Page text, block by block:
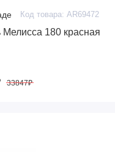
Код товара: AR69472
Мелисса 180 красная
33847₽